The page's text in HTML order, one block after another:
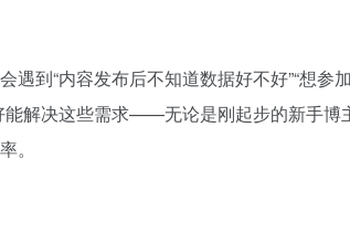
遇到“内容发布后不知道数据好不好”“想参
能解决这些需求——无论是刚起步的新手博
。